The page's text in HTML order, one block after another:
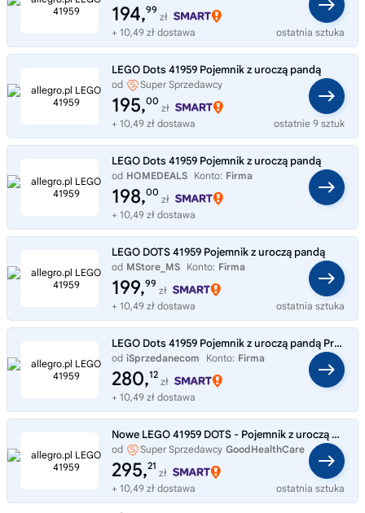
194,99
zł
+ 10,49 zł dostawa
ostatnia sztuka
LEGO Dots 41959 Pojemnik z uroczą pandą
od
Super Sprzedawcy
PiasecznoZabawki
195,00
zł
+ 10,49 zł dostawa
ostatnie 9 sztuk
LEGO Dots 41959 Pojemnik z uroczą pandą
od HOMEDEALS Konto: Firma
198,00
zł
+ 10,49 zł dostawa
LEGO DOTS 41959 Pojemnik z uroczą pandą
od MStore_MS Konto: Firma
199,99
zł
+ 10,49 zł dostawa
ostatnia sztuka
LEGO Dots 41959 Pojemnik z uroczą pandą Prezent
od iSprzedanecom Konto: Firma
280,12
zł
+ 10,49 zł dostawa
Nowe LEGO 41959 DOTS - Pojemnik z uroczą pandą wyjątkowy prezent dla dzieci
od Super Sprzedawcy GoodHealthCare
295,21
zł
+ 10,49 zł dostawa
ostatnia sztuka